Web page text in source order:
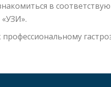
в